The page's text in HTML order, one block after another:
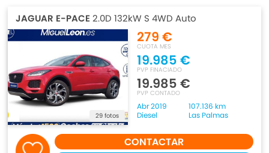
JAGUAR E-PACE 2.0D 132kW S 4WD Auto
29 fotos
279 €
CUOTA MES
19.985 €
PVP FINACIADO
19.985 €
PVP CONTADO
Abr 2019
107.136 km
Diesel
Las Palmas
CONTACTAR